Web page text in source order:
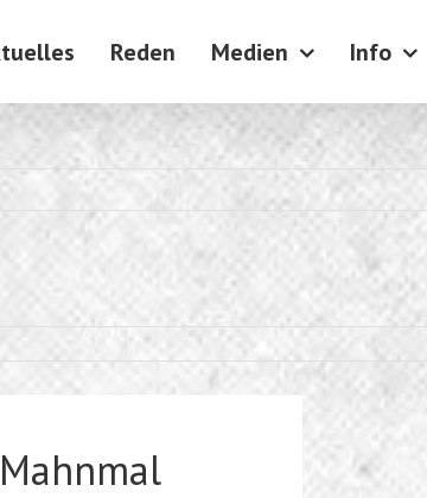
Reden Medien Info